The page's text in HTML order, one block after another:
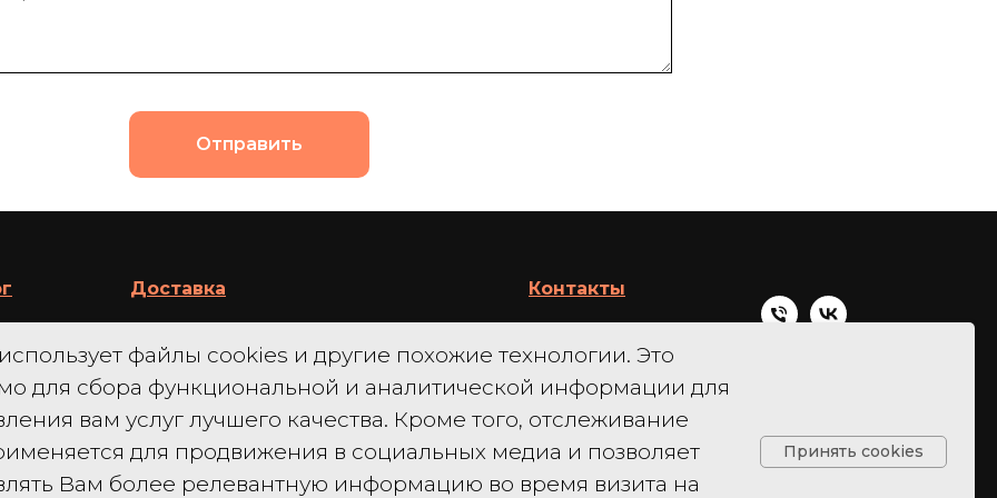
Отправить
Доставка
____________
Техподдержка
____________
Контакты
Телефон:
+7 964-603-95-84
sale@simprof.ru
файлы cookies и другие похожие технологии. Это
для сбора функциональной и аналитической информации для
вам услуг лучшего качества. Кроме того, отслеживание
для продвижения в социальных медиа и позволяет
Вам более релевантную информацию во время визита на
Принять cookies